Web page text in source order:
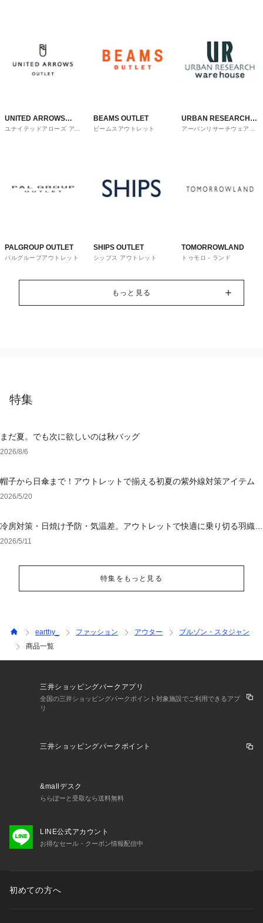
UNITED ARROWS
OUTLET
ユナイテッドアローズ アウ
BEAMS OUTLET
ビームスアウトレット
URBAN RESEARCH
ware house
アーバンリサーチウェアハ
PALGROUP OUTLET
パルグループアウトレット
SHIPS OUTLET
シップス アウトレット
TOMORROWLAND
トゥモロ－ランド
もっと見る
特集
まだ夏。でも次に欲しいのは秋バッグ
2026/8/6
帽子から日傘まで！アウトレットで揃える初夏の紫外線対策アイテム
2026/5/20
冷房対策・日焼け予防・気温差。アウトレットで快適に乗り切る羽織り
選び
2026/5/11
特集をもっと見る
earthy_ ファッション アウター
ブルゾン・スタジャン
商品一覧
三井ショッピングパークアプリ
全国の三井ショッピングパークポイント対象施設でご利用できるアプ
リ
三井ショッピングパークポイント
&mallデスク
ららぽーと受取なら送料無料
LINE公式アカウント
お得なセール・クーポン情報配信中
初めての方へ